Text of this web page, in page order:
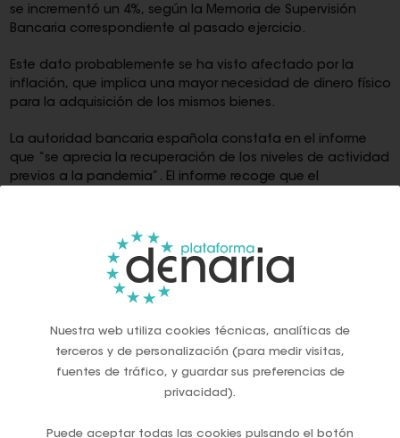
se incrementó un 4%, según la Memoria de Supervisión
Bancaria correspondiente al pasado ejercicio.
Este dato probablemente se ha visto afectado por la
inflación, que implica una mayor necesidad de dinero físico
para la adquisición de los mismos bienes.
La autoridad bancaria española constata en el informe
que “se aprecia la recuperación de los niveles de actividad
previos a la pandemia”. El informe recoge que el
de particulares, si bien, en opinión de Denaria, ambos
datos no son linealmente comparables para analizar el uso
de ambos medios de pago, ya que el efectivo obtenido en
cajeros puede ser utilizado en múltiples transacciones de
son transacciones finales.
La utilización de dinero en efectivo registró un fuerte revés
autoridades sanitarias para reducir al mínimo la utilización
Nuestra web utiliza cookies técnicas, analíticas de
terceros y de personalización (para medir visitas,
fuentes de tráfico, y guardar sus preferencias de
privacidad).
Puede aceptar todas las cookies pulsando el botón